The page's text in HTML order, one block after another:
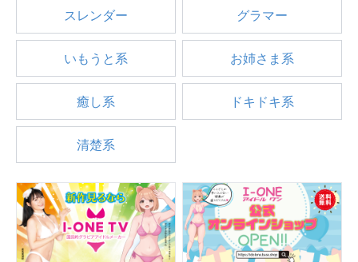
スレンダー グラマー
いもうと系 お姉さま系
癒し系 ドキドキ系
清楚系